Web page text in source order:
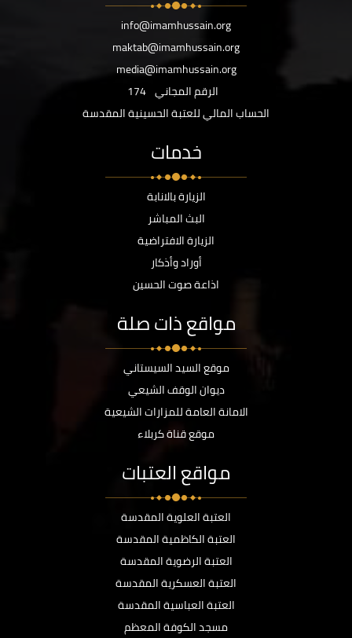
info@imamhussain.org
maktab@imamhussain.org
media@imamhussain.org
الرقم المجاني 174
الحساب المالي للعتبة الحسينية المقدسة
خدمات
الزيارة بالانابة
البث المباشر
الزيارة الافتراضية
أوراد وأذكار
اذاعة صوت الحسين
مواقع ذات صلة
موقع السيد السيستاني
ديوان الوقف الشيعي
الامانة العامة للمزارات الشيعية
موقع قناة كربلاء
مواقع العتبات
العتبة العلوية المقدسة
العتبة الكاظمية المقدسة
العتبة الرضوية المقدسة
العتبة العسكرية المقدسة
العتبة العباسية المقدسة
مسجد الكوفة المعظم